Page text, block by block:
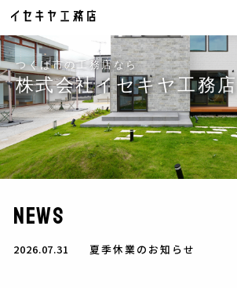
CONCEPT イセキヤ工務店の家づくり
LINE UP 商品ラインナップ
・BinO
つくば市の工務店なら
株式会社イセキヤ工務店
NEWS
2026.07.31 夏季休業のお知らせ